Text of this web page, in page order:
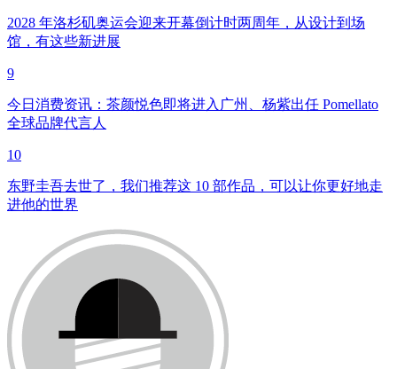
2028 年洛杉矶奥运会迎来开幕倒计时两周年，从设计到场
馆，有这些新进展
9
今日消费资讯：茶颜悦色即将进入广州、杨紫出任 Pomellato
全球品牌代言人
10
东野圭吾去世了，我们推荐这 10 部作品，可以让你更好地走
进他的世界